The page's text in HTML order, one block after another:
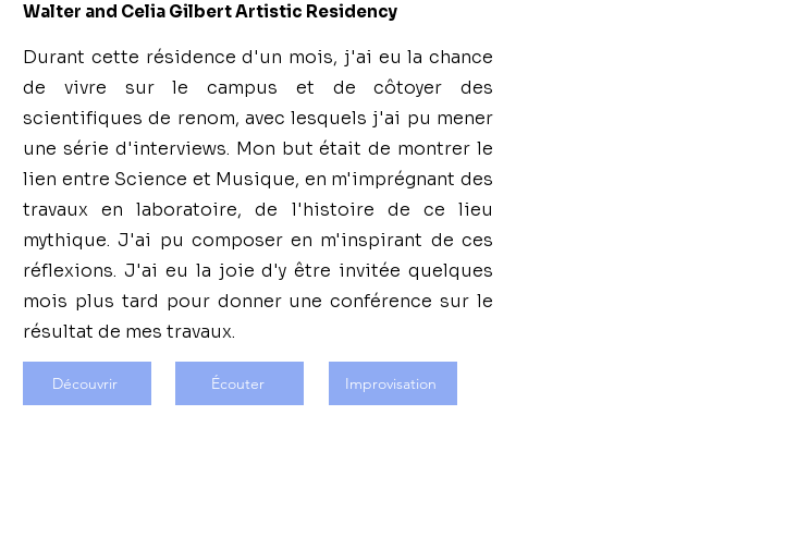
Walter and Celia Gilbert Artistic Residency
Durant cette résidence d'un mois, j'ai eu la chance
de vivre sur le campus et de côtoyer des
scientifiques de renom, avec lesquels j'ai pu mener
une série d'interviews. Mon but était de montrer le
lien entre Science et Musique, en m'imprégnant des
travaux en laboratoire, de l'histoire de ce lieu
mythique. J'ai pu composer en m'inspirant de ces
réflexions. J'ai eu la joie d'y être invitée quelques
mois plus tard pour donner une conférence sur le
résultat de mes travaux.
Découvrir Écouter Improvisation